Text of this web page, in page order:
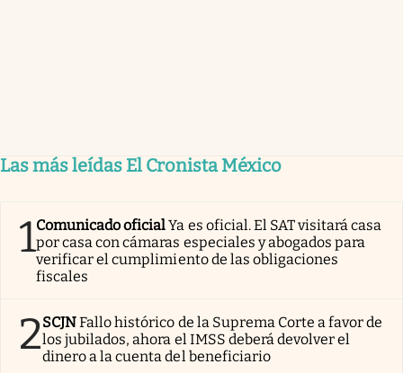
Las más leídas El Cronista México
1Comunicado oficialYa es oficial. El SAT visitará casa
por casa con cámaras especiales y abogados para
verificar el cumplimiento de las obligaciones
fiscales
2SCJNFallo histórico de la Suprema Corte a favor de
los jubilados, ahora el IMSS deberá devolver el
dinero a la cuenta del beneficiario